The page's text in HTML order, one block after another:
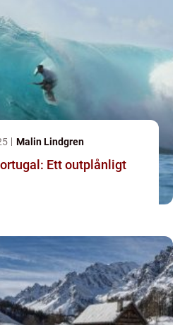
Malin Lindgren
Ett outplånligt